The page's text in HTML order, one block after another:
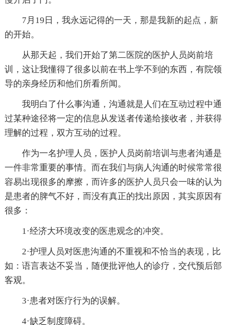
7月19日，我永远记得的一天，那是我新的起点，新
的开始。
从那天起，我们开始了第二医院的医护人员岗前培
训，这让我懂得了很多以前在书上学不到的东西，有院领
导的亲身经历和他们所看所闻。
我明白了什么事沟通，沟通就是人们在互动过程中通
过某种途径将一定的信息从发送者传递给接收者，并获得
理解的过程，双方互动的过程。
作为一名护理人员，医护人员岗前培训与患者沟通是
一件非常重要的事情。而在我们与病人沟通的时候常常很
容易出现很多的摩擦，而许多的医护人员只会一味的认为
是患者的脾气不好，而没有真正的找出原因，其实原因有
很多：
1·经济大环境改变的医患观念的冲突。
2·护理人员对医患沟通的不重视和不恰当的表现，比
如：语言表达不妥当，随便批评他人的诊疗，交代预后部
客观。
3·患者对医疗行为的误解。
4·缺乏制度障碍。